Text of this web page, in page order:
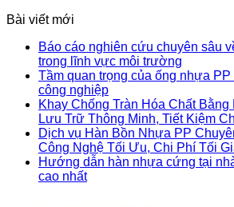
Bài viết mới
Báo cáo nghiên cứu chuyên sâu
trong lĩnh vực môi trường
Tầm quan trọng của ống nhựa
công nghiệp
Khay Chống Tràn Hóa Chất
Lưu Trữ Thông Minh, Tiết Kiệm
Dịch vụ Hàn Bồn Nhựa PP
Công Nghệ Tối Ưu, Chi Phí Tối
Hướng dẫn hàn nhựa cứng tại
cao nhất